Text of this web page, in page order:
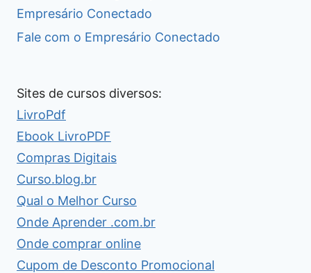
Empresário Conectado
Fale com o Empresário Conectado
Sites de cursos diversos:
LivroPdf
Ebook LivroPDF
Compras Digitais
Curso.blog.br
Qual o Melhor Curso
Onde Aprender .com.br
Onde comprar online
Cupom de Desconto Promocional